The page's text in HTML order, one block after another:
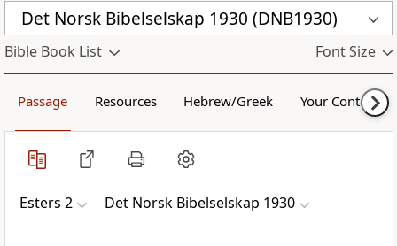
Det Norsk Bibelselskap 1930 (DNB1930)
Bible Book List Font Size
Passage Resources Hebrew/Greek Your Content
Esters 2 Det Norsk Bibelselskap 1930